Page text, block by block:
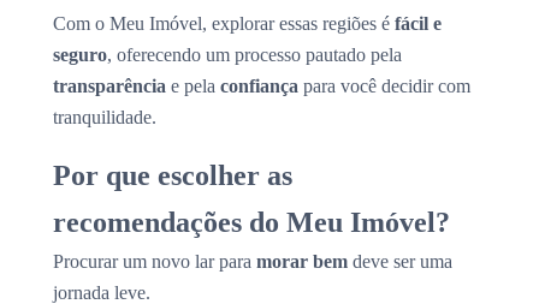
Com o Meu Imóvel, explorar essas regiões é fácil e
seguro, oferecendo um processo pautado pela
transparência e pela confiança para você decidir com
tranquilidade.
Por que escolher as
recomendações do Meu Imóvel?
Procurar um novo lar para morar bem deve ser uma
jornada leve.